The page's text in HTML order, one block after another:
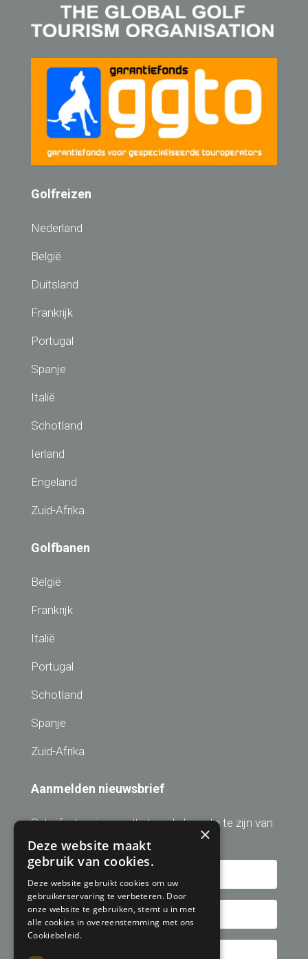
Golfreizen
Nederland
België
Duitsland
Frankrijk
Portugal
Spanje
Italië
Schotland
Ierland
Engeland
Zuid-Afrika
Golfbanen
België
Frankrijk
Italië
Portugal
Schotland
Spanje
Zuid-Afrika
Aanmelden nieuwsbrief
Schrijf u hier in om altijd op de hoogte te zijn van
de laatste golfreis aanbiedingen!
×
Deze website maakt
gebruik van cookies.
Deze website gebruikt cookies om uw
gebruikerservaring te verbeteren. Door
onze website te gebruiken, stemt u in met
alle cookies in overeenstemming met ons
Cookiebeleid.